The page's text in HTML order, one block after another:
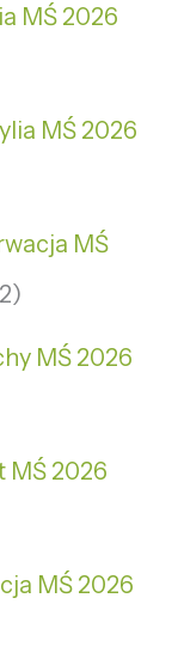
MŚ 2026
MŚ 2026
MŚ
2
MŚ 2026
MŚ 2026
MŚ 2026